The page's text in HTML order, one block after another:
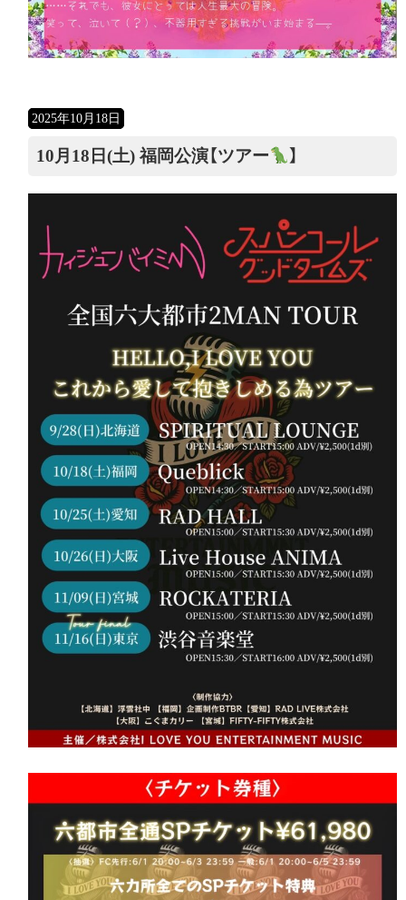
2025年10月18日
10月18日(土) 福岡公演【ツアー 】